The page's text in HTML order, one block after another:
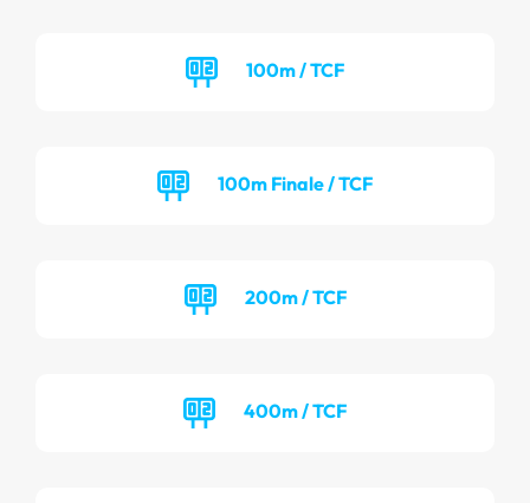
100m / TCF
100m Finale / TCF
200m / TCF
400m / TCF